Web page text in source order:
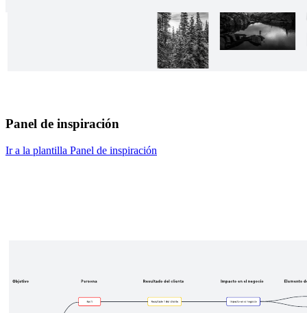
Panel de inspiración
Ir a la plantilla Panel de inspiración